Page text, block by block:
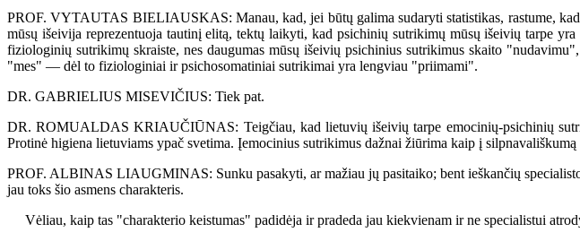
PROF. VYTAUTAS BIELIAUSKAS: Manau, kad, jei būtų galima sudaryti statistikas, rastume,
mūsų išeivija reprezentuoja tautinį elitą, tektų laikyti, kad psichinių sutrikimų mūsų išeivių tarpe
fiziologinių sutrikimų skraiste, nes daugumas mūsų išeivių psichinius sutrikimus skaito
"mes" — dėl to fiziologiniai ir psichosomatiniai sutrikimai yra lengviau "priimami".
DR. GABRIELIUS MISEVIČIUS: Tiek pat.
DR. ROMUALDAS KRIAUČIŪNAS: Teigčiau, kad lietuvių išeivių tarpe emocinių-psichinių
Protinė higiena lietuviams ypač svetima. Įemocinius sutrikimus dažnai žiūrima kaip į silpnavališkumą
PROF. ALBINAS LIAUGMINAS: Sunku pasakyti, ar mažiau jų pasitaiko; bent ieškančių
jau toks šio asmens charakteris.
Vėliau, kaip tas "charakterio keistumas" padidėja ir pradeda jau kiekvienam ir ne specialistui